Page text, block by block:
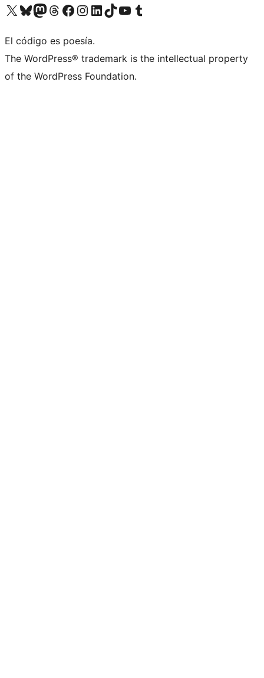
Visit our X (formerly Twitter) account
Visit our Bluesky account
Visit our Mastodon account
Visit our Threads account
Visita nuestra página de Facebook
Visita nuestra cuenta de Instagram
Visita nuestra cuenta de LinkedIn
Visit our TikTok account
Visita nuestro canal de YouTube
Visit our Tumblr account
El código es poesía.
The WordPress® trademark is the intellectual property
of the WordPress Foundation.